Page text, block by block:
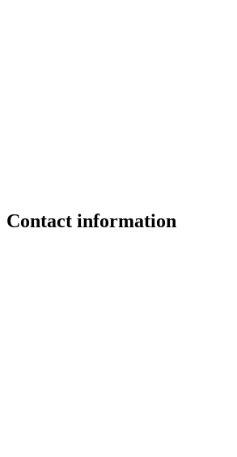
Contact information